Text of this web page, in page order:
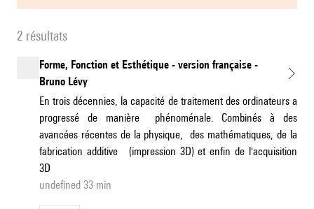
2 résultats
Forme, Fonction et Esthétique - version française -
Bruno Lévy
En trois décennies, la capacité de traitement des ordinateurs a
progressé de manière phénoménale. Combinés à des
avancées récentes de la physique, des mathématiques, de la
fabrication additive (impression 3D) et enfin de l'acquisition
3D
undefined 33 min